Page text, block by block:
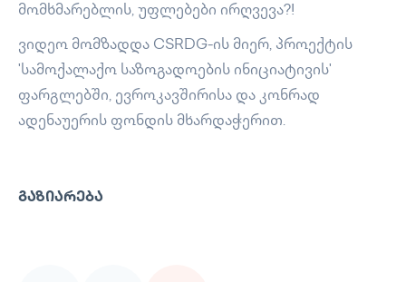
მომხმარებლის, უფლებები ირღვევა?!
ვიდეო მომზადდა CSRDG-ის მიერ, პროექტის
'სამოქალაქო საზოგადოების ინიციატივის'
ფარგლებში, ევროკავშირისა და კონრად
ადენაუერის ფონდის მხარდაჭერით.
ᲒᲐᲖᲘᲐᲠᲔᲑᲐ